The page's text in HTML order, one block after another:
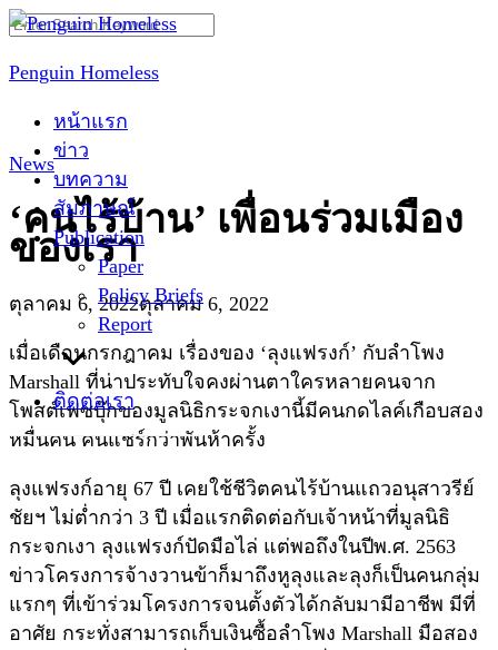
Skip
content
Penguin Homeless
หน้าแรก
ข่าว
บทความ
สัมภาษณ์
Publication
Paper
Policy Briefs
Report
ติดต่อเรา
Search
News
‘คนไร้บ้าน’ เพื่อนร่วมเมือง
ของเรา
ตุลาคม 6, 2022ตุลาคม 6, 2022
เมื่อเดือนกรกฎาคม เรื่องของ ‘ลุงแฟรงก์’ กับลำโพง
Marshall ที่น่าประทับใจคงผ่านตาใครหลายคนจาก
โพสต์เฟซบุ๊กของมูลนิธิกระจกเงานี้มีคนกดไลค์เกือบสอง
หมื่นคน คนแชร์กว่าพันห้าครั้ง
ลุงแฟรงก์อายุ 67 ปี เคยใช้ชีวิตคนไร้บ้านแถวอนุสาวรีย์
ชัยฯ ไม่ต่ำกว่า 3 ปี เมื่อแรกติดต่อกับเจ้าหน้าที่มูลนิธิ
กระจกเงา ลุงแฟรงก์ปัดมือไล่ แต่พอถึงในปีพ.ศ. 2563
ข่าวโครงการจ้างวานข้าก็มาถึงหูลุงและลุงก็เป็นคนกลุ่ม
แรกๆ ที่เข้าร่วมโครงการจนตั้งตัวได้กลับมามีอาชีพ มีที่
อาศัย กระทั่งสามารถเก็บเงินซื้อลำโพง Marshall มือสอง